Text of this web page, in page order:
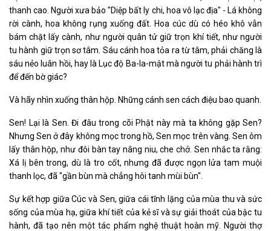
thanh cao. Người xưa bảo "Diệp bất ly chi, hoa vô lạc địa" - Lá không
rời cành, hoa không rụng xuống đất. Hoa cúc dù có héo khô vẫn
bám chặt lấy cành, như người quân tử giữ trọn khí tiết, như người
tu hành giữ trọn sơ tâm. Sáu cánh hoa tỏa ra từ tâm, phải chăng là
sáu nẻo luân hồi, hay là Lục độ Ba-la-mật mà người tu phải hành trì
để đến bờ giác?
Và hãy nhìn xuống thân hộp. Những cánh sen cách điệu bao quanh.
Sen! Lại là Sen. Đi đâu trong cõi Phật này mà ta không gặp Sen?
Nhưng Sen ở đây không mọc trong hồ, Sen mọc trên vàng. Sen ôm
lấy thân hộp, như đôi bàn tay nâng niu, che chở. Sen nhắc ta rằng:
Xá lị bên trong, dù là tro cốt, nhưng đã được ngọn lửa tam muội
thanh lọc, đã "gần bùn mà chẳng hôi tanh mùi bùn".
Sự kết hợp giữa Cúc và Sen, giữa cái tĩnh lặng của mùa thu và sức
sống của mùa hạ, giữa khí tiết của kẻ sĩ và sự giải thoát của bậc tu
hành, đã tạo nên một tác phẩm nghệ thuật hoàn mỹ. Người thợ